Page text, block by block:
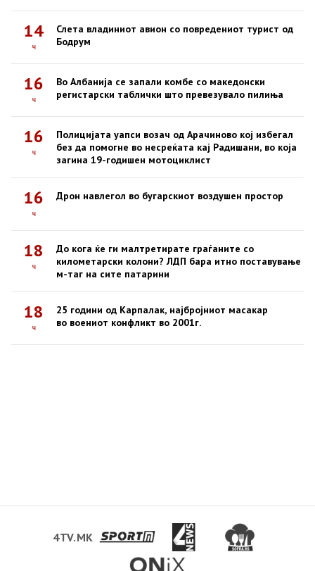
14
ч
Слета владиниот авион со повредениот турист од
Бодрум
16
ч
Во Албанија се запали комбе со македонски
регистарски таблички што превезувало пилиња
16
ч
Полицијата уапси возач од Арачиново кој избегал
без да помогне во несреќата кај Радишани, во која
загина 19-годишен мотоциклист
16
ч
Дрон навлегол во бугарскиот воздушен простор
18
ч
До кога ќе ги малтретирате граѓаните со
километарски колони? ЛДП бара итно поставување
м-таг на сите патарини
18
ч
25 години од Карпалак, најбројниот масакар
во воениот конфликт во 2001г.
4TV.MK